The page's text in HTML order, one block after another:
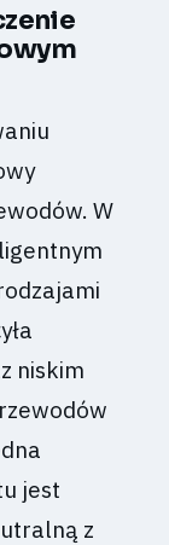
W
niskim
jest
z